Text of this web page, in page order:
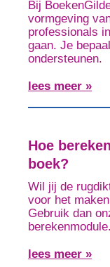
Bij
vormgeving
professionals
gaan. Je
ondersteunen.
lees meer »
Hoe
boek?
Wil jij de
voor het
Gebruik dan
berekenmodule.
lees meer »